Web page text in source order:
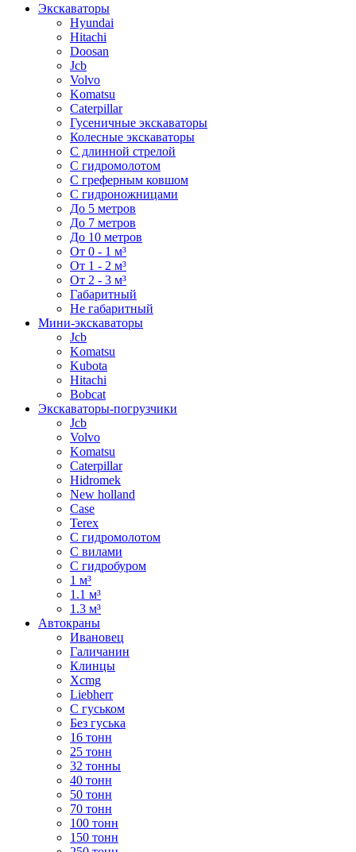
Экскаваторы
Hyundai
Hitachi
Doosan
Jcb
Volvo
Komatsu
Caterpillar
Гусеничные экскаваторы
Колесные экскаваторы
С длинной стрелой
С гидромолотом
С греферным ковшом
С гидроножницами
До 5 метров
До 7 метров
До 10 метров
От 0 - 1 м³
От 1 - 2 м³
От 2 - 3 м³
Габаритный
Не габаритный
Мини-экскаваторы
Jcb
Komatsu
Kubota
Hitachi
Bobcat
Экскаваторы-погрузчики
Jcb
Volvo
Komatsu
Caterpillar
Hidromek
New holland
Case
Terex
С гидромолотом
С вилами
С гидробуром
1 м³
1.1 м³
1.3 м³
Автокраны
Ивановец
Галичанин
Клинцы
Xcmg
Liebherr
С гуськом
Без гуська
16 тонн
25 тонн
32 тонны
40 тонн
50 тонн
70 тонн
100 тонн
150 тонн